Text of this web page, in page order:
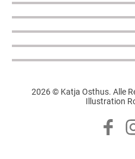
2026 © Katja Osthus. Alle
Illustration